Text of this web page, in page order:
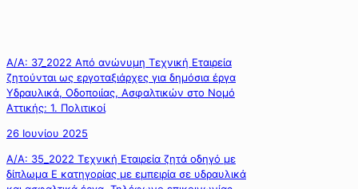
Α/Α: 37_2022 Από ανώνυμη Τεχνική Εταιρεία
ζητούνται ως εργοταξιάρχες για δημόσια έργα
Υδραυλικά, Οδοποιίας, Ασφαλτικών στο Νομό
Αττικής: 1. Πολιτικοί
26 Ιουνίου 2025
Α/Α: 35_2022 Τεχνική Εταιρεία ζητά οδηγό με
δίπλωμα Ε κατηγορίας με εμπειρία σε υδραυλικά